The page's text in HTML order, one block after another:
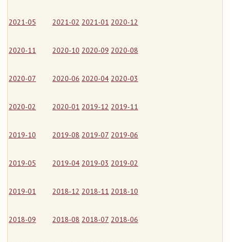
2021-05 2021-02 2021-01 2020-12
2020-11 2020-10 2020-09 2020-08
2020-07 2020-06 2020-04 2020-03
2020-02 2020-01 2019-12 2019-11
2019-10 2019-08 2019-07 2019-06
2019-05 2019-04 2019-03 2019-02
2019-01 2018-12 2018-11 2018-10
2018-09 2018-08 2018-07 2018-06